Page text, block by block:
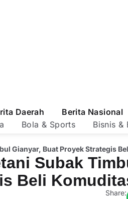
Daerah Berita Nasional
Bola & Sports Bisnis &
Gianyar, Buat Proyek Strategis
Subak
Beli
Share: